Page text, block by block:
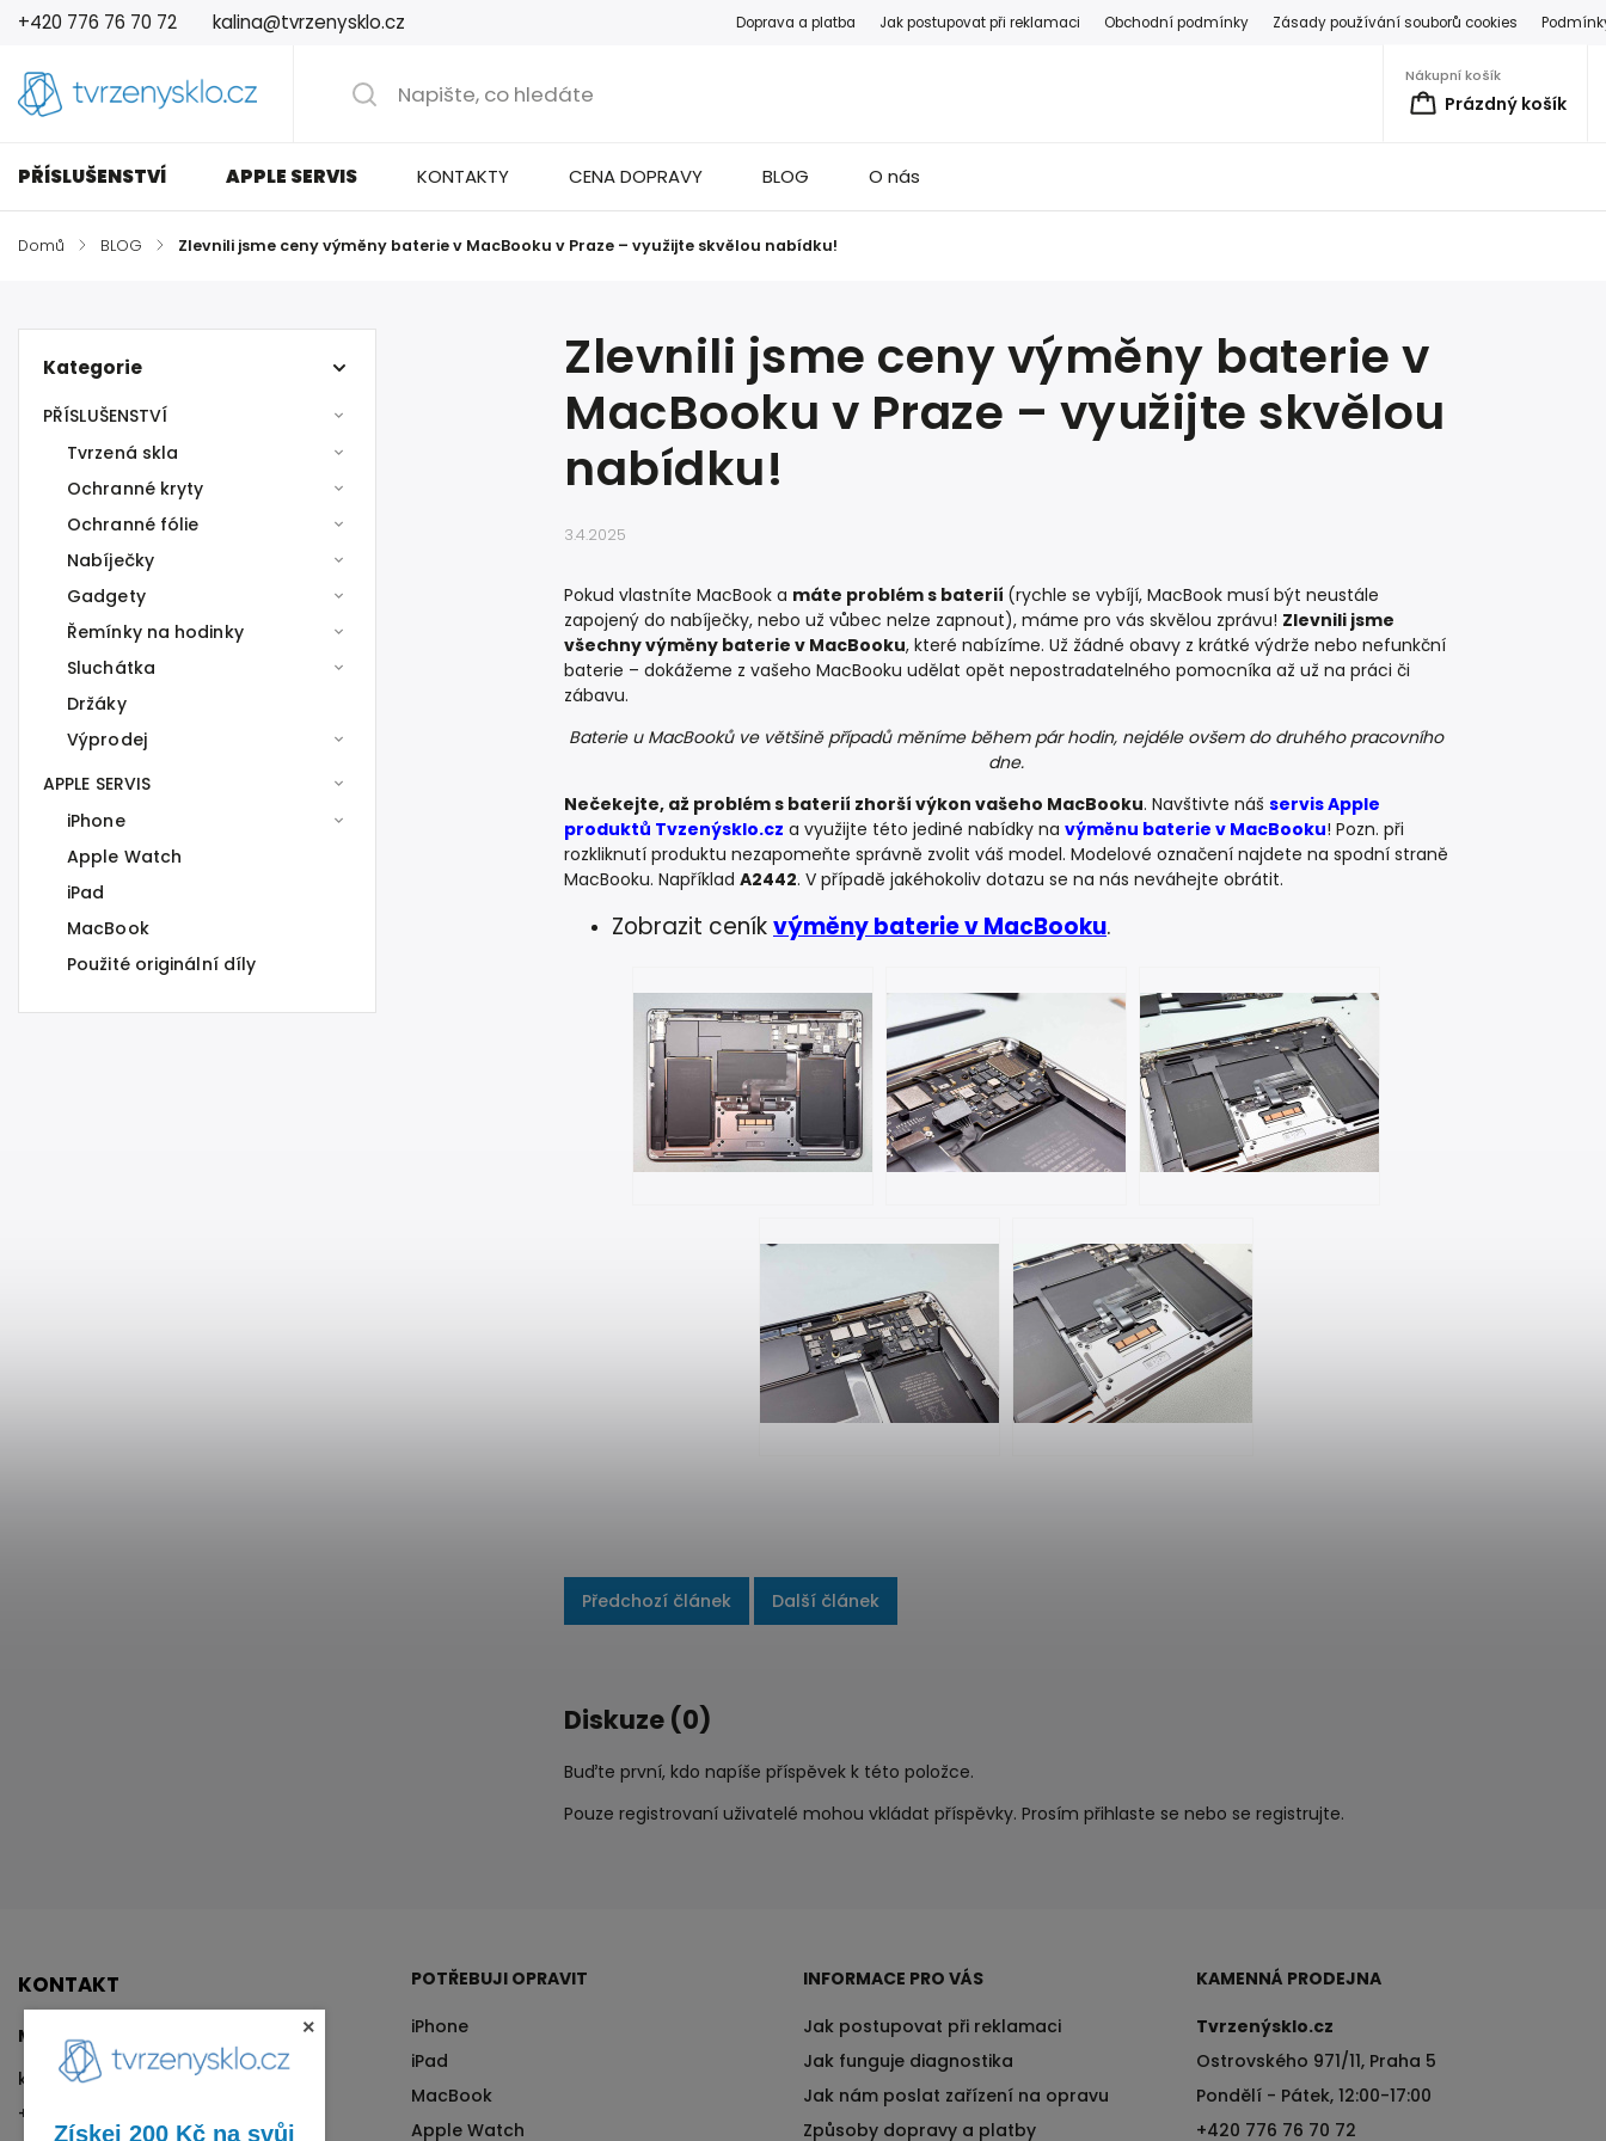
+420 776 76 70 72 kalina@tvrzenysklo.cz Doprava a platba Jak postupovat při reklamaci Obchodní podmínky Zásady používání souborů cookies
Nákupní košík
Prázdný košík
PŘÍSLUŠENSTVÍ APPLE SERVIS KONTAKTY CENA DOPRAVY BLOG O nás
Domů / BLOG / Zlevnili jsme ceny výměny baterie v MacBooku v Praze – využijte skvělou nabídku!
Kategorie
PŘÍSLUŠENSTVÍ
Tvrzená skla
Ochranné kryty
Ochranné fólie
Nabíječky
Gadgety
Řemínky na hodinky
Sluchátka
Držáky
Výprodej
APPLE SERVIS
iPhone
Apple Watch
iPad
MacBook
Použité originální díly
Zlevnili jsme ceny výměny baterie v
MacBooku v Praze – využijte skvělou
nabídku!
3.4.2025
Pokud vlastníte MacBook a máte problém s baterií (rychle se vybíjí, MacBook musí být neustále
zapojený do nabíječky, nebo už vůbec nelze zapnout), máme pro vás skvělou zprávu! Zlevnili jsme
všechny výměny baterie v MacBooku, které nabízíme. Už žádné obavy z krátké výdrže nebo nefunkční
baterie – dokážeme z vašeho MacBooku udělat opět nepostradatelného pomocníka až už na práci či
zábavu.
Baterie u MacBooků ve většině případů měníme během pár hodin, nejdéle ovšem do druhého pracovního
dne.
Nečekejte, až problém s baterií zhorší výkon vašeho MacBooku. Navštivte náš servis Apple
produktů Tvzenýsklo.cz a využijte této jediné nabídky na výměnu baterie v MacBooku! Pozn. při
rozkliknutí produktu nezapomeňte správně zvolit váš model. Modelové označení najdete na spodní straně
MacBooku. Například A2442. V případě jakéhokoliv dotazu se na nás neváhejte obrátit.
Zobrazit ceníkvýměny baterie v MacBooku.
Předchozí článek Další článek
Diskuze (0)
Buďte první, kdo napíše příspěvek k této položce.
Pouze registrovaní uživatelé mohou vkládat příspěvky. Prosím přihlaste se nebo se registrujte.
KONTAKT
Matyáš Kalina
kalina@tvrzenysklo.cz
+420 776 76 70 72
POTŘEBUJI OPRAVIT
iPhone
iPad
MacBook
Apple Watch
INFORMACE PRO VÁS
Jak postupovat při reklamaci
Jak funguje diagnostika
Jak nám poslat zařízení na opravu
Způsoby dopravy a platby
KAMENNÁ PRODEJNA
Tvrzenýsklo.cz
Ostrovského 971/11, Praha 5
Pondělí - Pátek, 12:00-17:00
+420 776 76 70 72
×
Získej 200 Kč na svůj